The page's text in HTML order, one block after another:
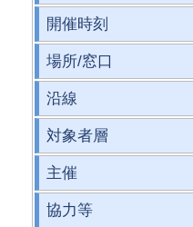
開催時刻
場所/窓口
沿線
対象者層
主催
協力等